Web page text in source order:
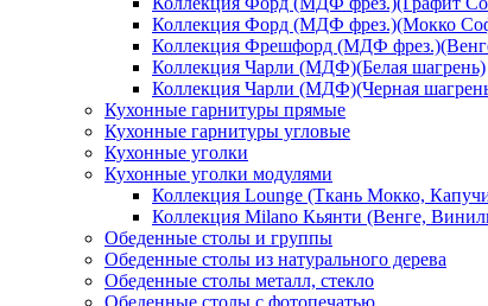
Коллекция Форд (МДФ фрез.)(Мокко
Коллекция Фрешфорд (МДФ
Коллекция Чарли (МДФ)(Белая шагрень)
Коллекция Чарли (МДФ)(Черная
Кухонные гарнитуры прямые
Кухонные гарнитуры угловые
Кухонные уголки
Кухонные уголки модулями
Коллекция Lounge (Ткань Мокко,
Коллекция Milano Кьянти (Венге,
Обеденные столы и группы
Обеденные столы из натурального дерева
Обеденные столы металл, стекло
Обеденные столы с фотопечатью